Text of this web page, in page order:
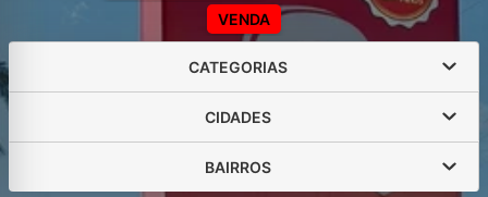
VENDA
CATEGORIAS
CIDADES
BAIRROS